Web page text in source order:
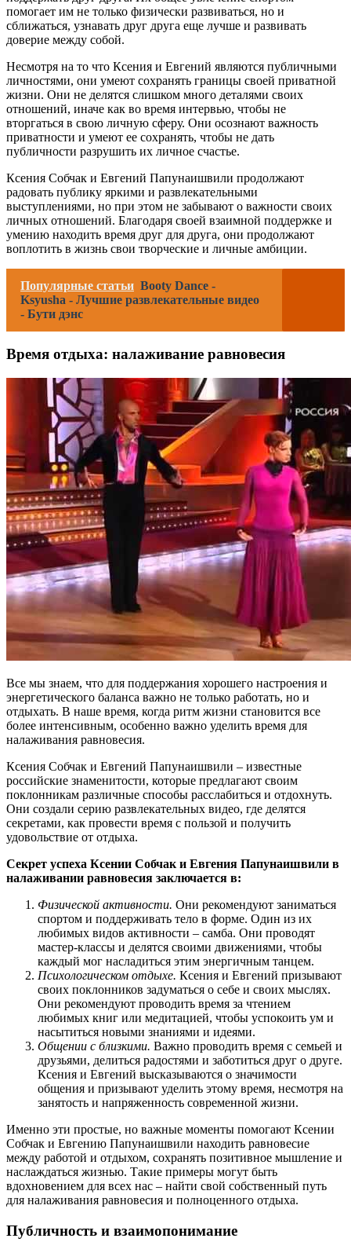
помогает им не только физически развиваться, но и
сближаться, узнавать друг друга еще лучше и развивать
доверие между собой.
Несмотря на то что Ксения и Евгений являются публичными
личностями, они умеют сохранять границы своей приватной
жизни. Они не делятся слишком много деталями своих
отношений, иначе как во время интервью, чтобы не
вторгаться в свою личную сферу. Они осознают важность
приватности и умеют ее сохранять, чтобы не дать
публичности разрушить их личное счастье.
Ксения Собчак и Евгений Папунаишвили продолжают
радовать публику яркими и развлекательными
выступлениями, но при этом не забывают о важности своих
личных отношений. Благодаря своей взаимной поддержке и
умению находить время друг для друга, они продолжают
воплотить в жизнь свои творческие и личные амбиции.
Популярные статьи Booty Dance -
Ksyusha - Лучшие развлекательные видео
- Бути дэнс
Время отдыха: налаживание равновесия
Все мы знаем, что для поддержания хорошего настроения и
энергетического баланса важно не только работать, но и
отдыхать. В наше время, когда ритм жизни становится все
более интенсивным, особенно важно уделить время для
налаживания равновесия.
Ксения Собчак и Евгений Папунаишвили – известные
российские знаменитости, которые предлагают своим
поклонникам различные способы расслабиться и отдохнуть.
Они создали серию развлекательных видео, где делятся
секретами, как провести время с пользой и получить
удовольствие от отдыха.
Секрет успеха Ксении Собчак и Евгения Папунаишвили в
налаживании равновесия заключается в:
Физической активности. Они рекомендуют заниматься
спортом и поддерживать тело в форме. Один из их
любимых видов активности – самба. Они проводят
мастер-классы и делятся своими движениями, чтобы
каждый мог насладиться этим энергичным танцем.
Психологическом отдыхе. Ксения и Евгений призывают
своих поклонников задуматься о себе и своих мыслях.
Они рекомендуют проводить время за чтением
любимых книг или медитацией, чтобы успокоить ум и
насытиться новыми знаниями и идеями.
Общении с близкими. Важно проводить время с семьей и
друзьями, делиться радостями и заботиться друг о друге.
Ксения и Евгений высказываются о значимости
общения и призывают уделить этому время, несмотря на
занятость и напряженность современной жизни.
Именно эти простые, но важные моменты помогают Ксении
Собчак и Евгению Папунаишвили находить равновесие
между работой и отдыхом, сохранять позитивное мышление и
наслаждаться жизнью. Такие примеры могут быть
вдохновением для всех нас – найти свой собственный путь
для налаживания равновесия и полноценного отдыха.
Публичность и взаимопонимание